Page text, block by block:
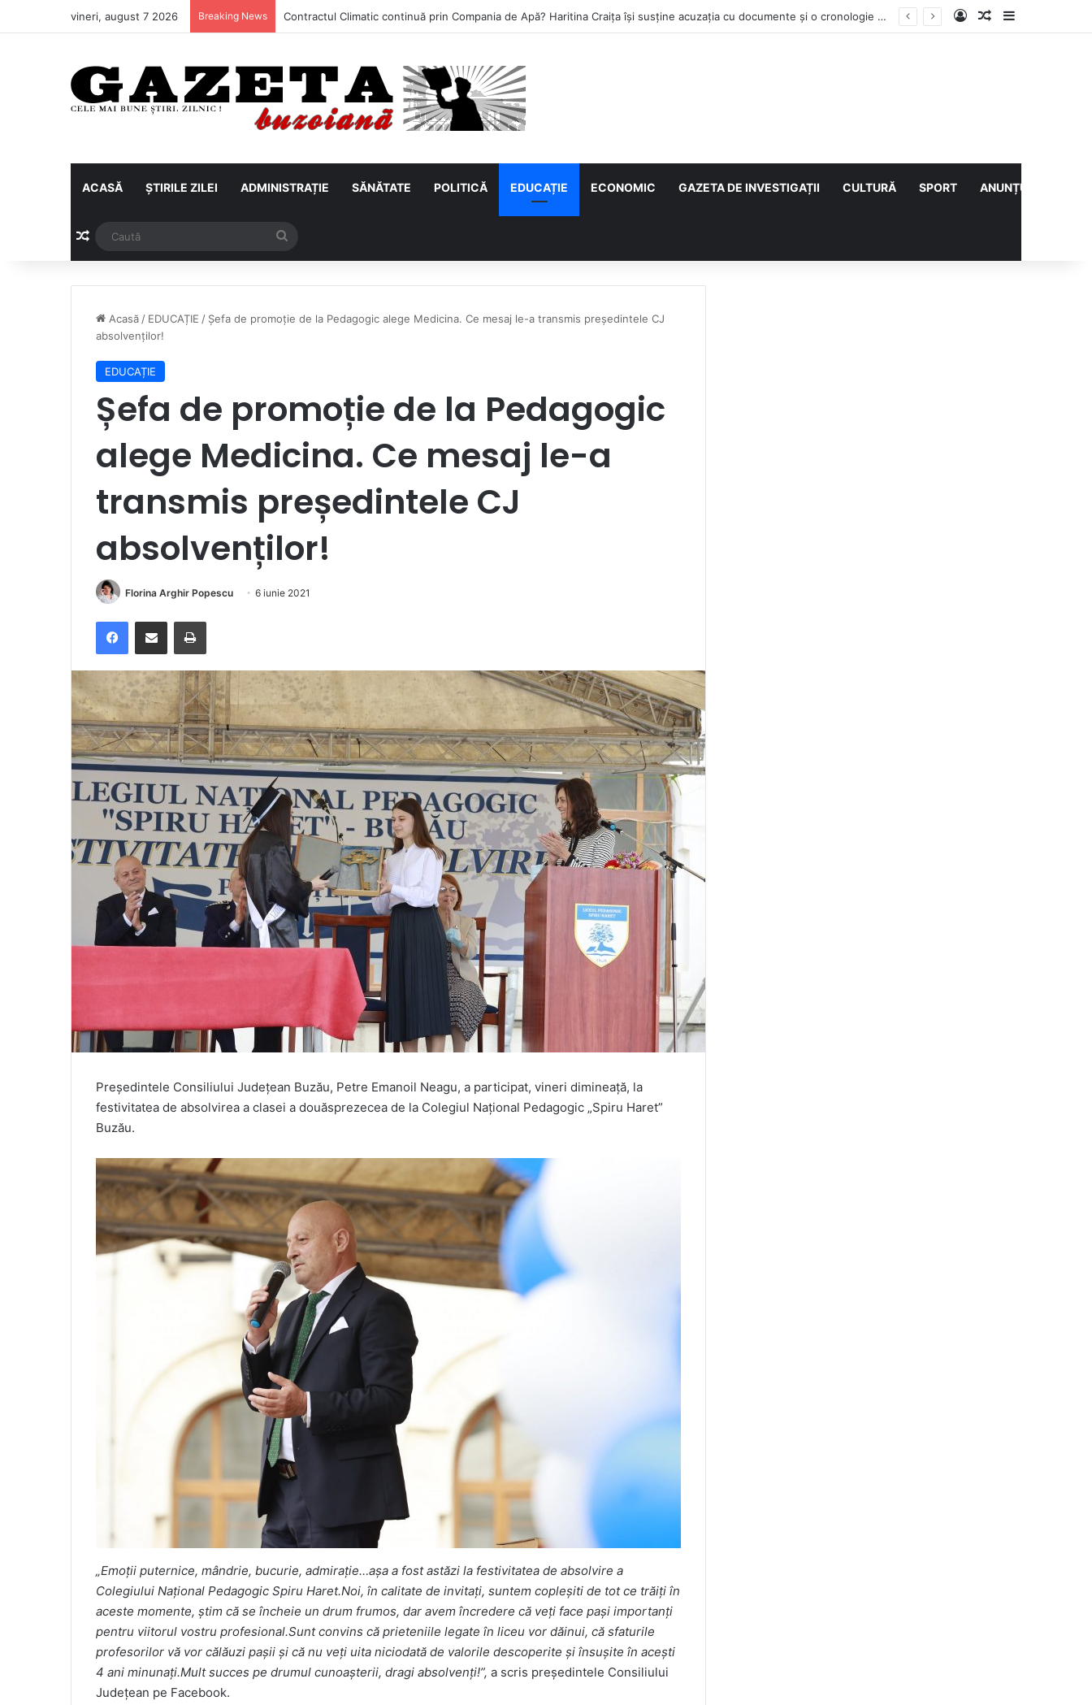
vineri, august 7 2026 Breaking News Vești bune din rezervațiile naturale ale Buzăului. Lacurile de la Boldu și Balta Albă și-au refăcut o bună parte din luciul de apă Log InArticol aleatoriu
Sidebar
ACASĂ ȘTIRILE ZILEI ADMINISTRAȚIE SĂNĂTATE POLITICĂ EDUCAȚIE ECONOMIC GAZETA DE INVESTIGAȚII CULTURĂ SPORT ANUNȚURI
Articol aleatoriu
Acasă / EDUCAȚIE / Șefa de promoție de la Pedagogic alege Medicina. Ce mesaj le-a transmis președintele CJ
absolvenților!
EDUCAȚIE
Șefa de promoție de la Pedagogic
alege Medicina. Ce mesaj le-a
transmis președintele CJ
absolvenților!
Florina Arghir Popescu 6 iunie 2021
FacebookDistribuie prin e-mail Imprimare
Președintele Consiliului Județean Buzău, Petre Emanoil Neagu, a participat, vineri dimineață, la
festivitatea de absolvirea a clasei a douăsprezecea de la Colegiul Național Pedagogic „Spiru Haret”
Buzău.
„Emoții puternice, mândrie, bucurie, admirație…așa a fost astăzi la festivitatea de absolvire a
Colegiului Național Pedagogic Spiru Haret.Noi, în calitate de invitați, suntem copleșiti de tot ce trăiți în
aceste momente, știm că se încheie un drum frumos, dar avem încredere că veți face pași importanți
pentru viitorul vostru profesional.Sunt convins că prieteniile legate în liceu vor dăinui, că sfaturile
profesorilor vă vor călăuzi pașii și că nu veți uita niciodată de valorile descoperite și însușite în acești
4 ani minunați.Mult succes pe drumul cunoașterii, dragi absolvenți!”, a scris președintele Consiliului
Județean pe Facebook.